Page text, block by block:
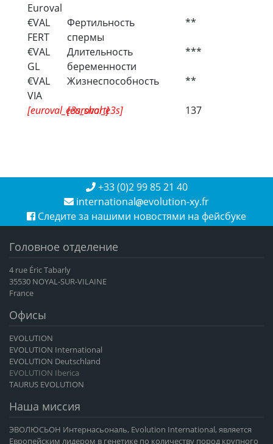
Euroval
€VAL
FERT
Фертильность
спермы
**
€VAL
GL
Длительность
беременности
***
€VAL
VIA
Жизнеспособность **
[euroval_e3s_short]
[euroval_e3s] 137
+33 (0)2 99 85 21 40
international
evolution-xy.fr
Следите за нашими новостями на фейсбуке
Головное отделение
4 rue Éric Tabarly
35530 NOYAL-SUR-VILAINE
France
Офисы
EVOLUTION
EVOLUTION International
EVOLUTION Deutschland
EVOLUTION Iberica
TAURUS EVOLUTION
Наша миссия
ЭВОЛЮСЬОН Интернасьональ, Evolution International, является
Европейским лидером в генетике по количеству пород крупного